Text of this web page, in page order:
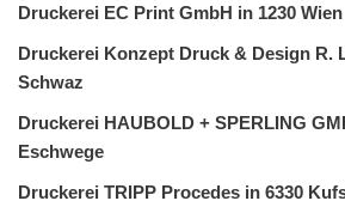
Druckerei EC Print GmbH in 1230 Wien
Druckerei Konzept Druck & Design R.
Schwaz
Druckerei HAUBOLD + SPERLING
Eschwege
Druckerei TRIPP Procedes in 6330